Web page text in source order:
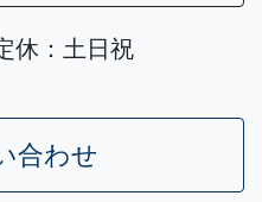
休：土日祝
合わせ